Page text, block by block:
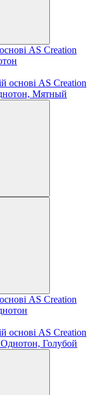
AS Creation
AS Creation